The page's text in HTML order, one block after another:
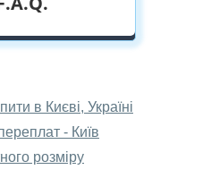
вхідні у нашому
в Києві, Україні
- Київ
розміру